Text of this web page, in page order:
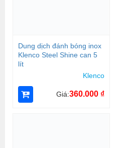
Dung dịch đánh bóng inox
Klenco Steel Shine can 5
lít
Klenco
Giá:360.000 ₫